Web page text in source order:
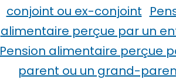
conjoint ou ex-conjoint
alimentaire perçue par un
Pension alimentaire perçue
parent ou un grand-